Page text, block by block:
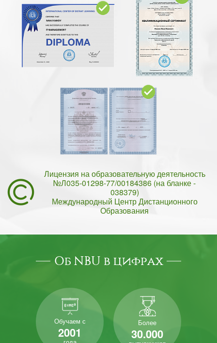
Лицензия на образовательную деятельность
№Л035-01298-77/00184386 (на бланке -
038379)
Международный Центр Дистанционного
Образования
Об NBU в цифрах
Обучаем с
2001
Более
30.000